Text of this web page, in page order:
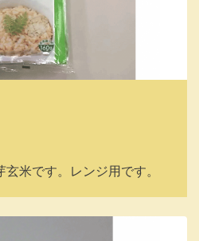
米です。レンジ用です。